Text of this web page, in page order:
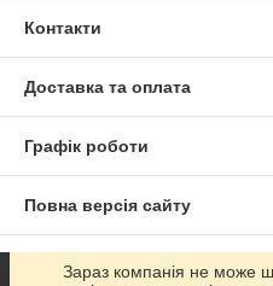
Контакти
Доставка та оплата
Графік роботи
Повна версія сайту
Сайт створено на
Зараз компанія не може